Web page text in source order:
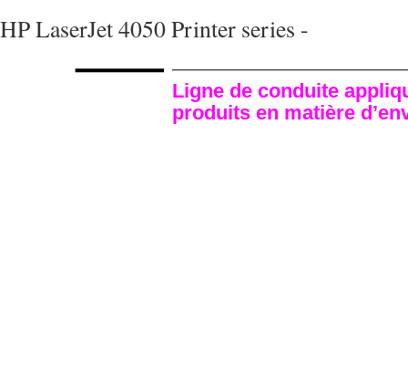
HP LaserJet 4050 Printer series -
Ligne de conduite
produits en matière